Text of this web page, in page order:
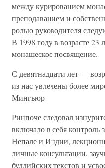
между курированием
преподаванием и
ролью руководителя
В 1998 году в возрасте 23
монашеское посвящение.
С девятнадцати лет —
из нас увлечены более
Мингьюр
Ринпоче следовал
включало в себя контроль
Непале и Индии,
личные консультации,
буддийских текстов и